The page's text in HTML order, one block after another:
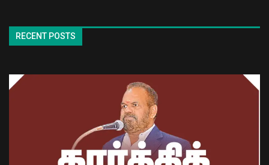
RECENT POSTS